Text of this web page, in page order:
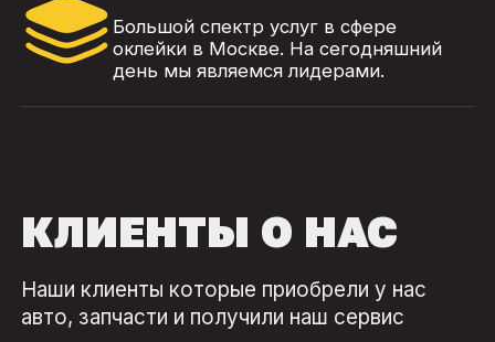
Большой спектр услуг в сфере
оклейки в Москве. На сегодняшний
день мы являемся лидерами.
КЛИЕНТЫ О НАС
Наши клиенты которые приобрели у нас
авто, запчасти и получили наш сервис